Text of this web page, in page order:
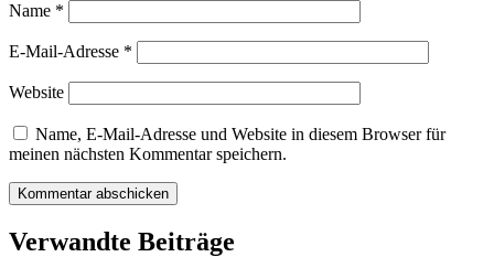
Name *
E-Mail-Adresse *
Website
Name, E-Mail-Adresse und Website in diesem Browser für
meinen nächsten Kommentar speichern.
Verwandte Beiträge